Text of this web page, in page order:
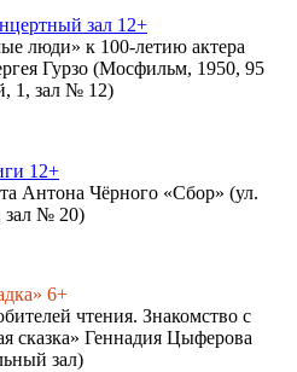
зал 12+
люди» к 100-летию актера
Гурзо (Мосфильм, 1950, 95
1, зал № 12)
12+
Антона Чёрного «Сбор» (ул.
зал № 20)
6+
чтения. Знакомство с
сказка» Геннадия Цыферова
зал)